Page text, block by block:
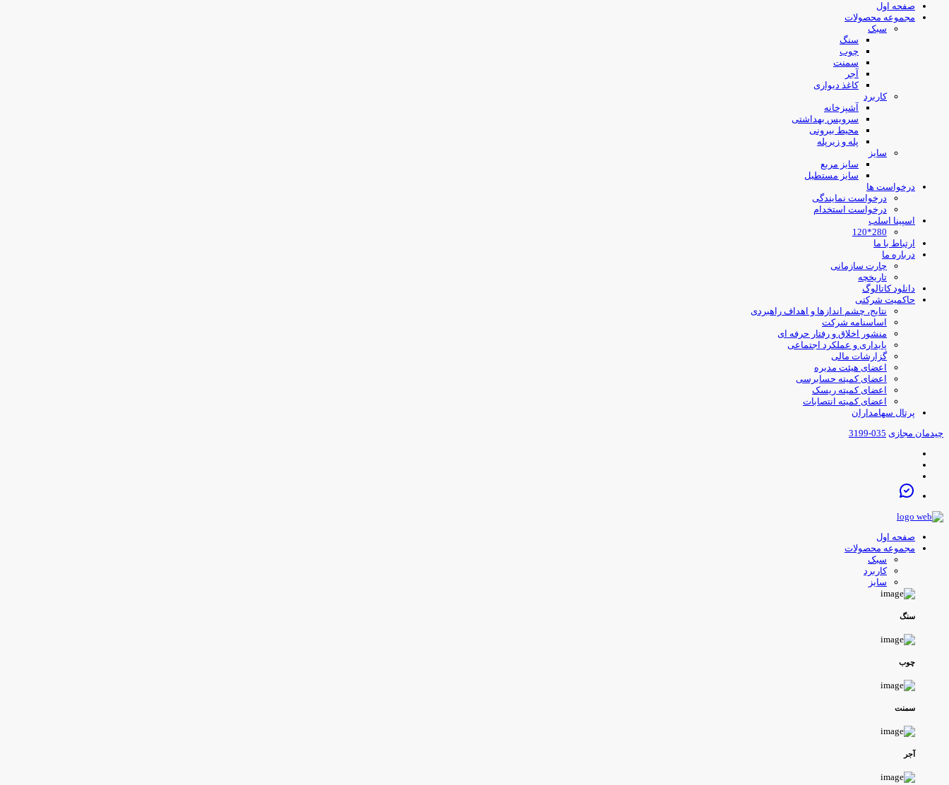
صفحه اول
مجموعه محصولات
سبک
سنگ
چوب
سمنت
آجر
کاغذ دیواری
کاربرد
آشپزخانه
سرویس بهداشتی
محیط بیرونی
پله و زیرپله
سایز
سایز مربع
سایز مستطیل
درخواست ها
درخواست نمایندگی
درخواست استخدام
اسپینا اسلب
280*120
ارتباط با ما
درباره ما
چارت سازمانی
تاریخچه
دانلود کاتالوگ
حاکمیت شرکتی
نتایج، چشم اندازها و اهداف راهبردی
اساسنامه شرکت
منشور اخلاق و رفتار حرفه ای
پایداری و عملکرد اجتماعی
گزارشات مالی
اعضای هیئت مدیره
اعضای کمیته حسابرسی
اعضای کمیته ریسک
اعضای کمیته انتصابات
پرتال سهامداران
چیدمان مجازی 035-3199
صفحه اول
مجموعه محصولات
سبک
کاربرد
سایز
سنگ
چوب
سمنت
آجر